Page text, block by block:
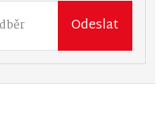
Odeslat